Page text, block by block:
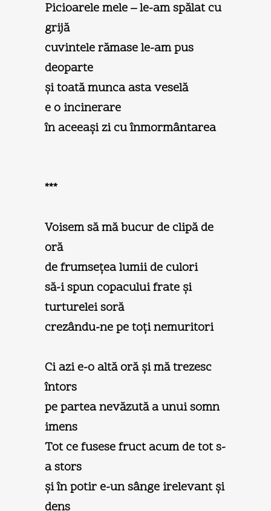
Picioarele mele – le-am spălat cu
grijă
cuvintele rămase le-am pus
deoparte
şi toată munca asta veselă
e o incinerare
în aceeaşi zi cu înmormântarea
***
Voisem să mă bucur de clipă de
oră
de frumseţea lumii de culori
să-i spun copacului frate şi
turturelei soră
crezându-ne pe toţi nemuritori
Ci azi e-o altă oră şi mă trezesc
întors
pe partea nevăzută a unui somn
imens
Tot ce fusese fruct acum de tot s-
a stors
şi în potir e-un sânge irelevant şi
dens